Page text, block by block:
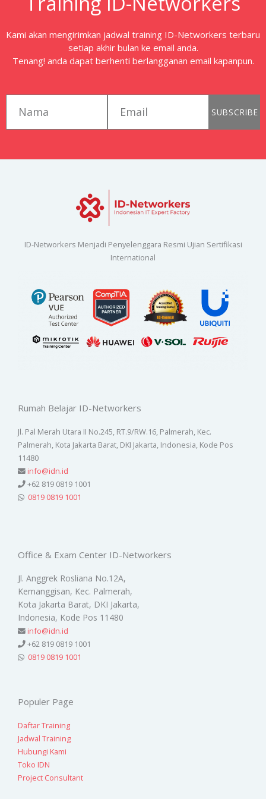
Kami akan mengirimkan jadwal training ID-Networkers terbaru
setiap akhir bulan ke email anda.
Tenang! anda dapat berhenti berlangganan email kapanpun.
SUBSCRIBE
ID-Networkers Menjadi Penyelenggara Resmi Ujian Sertifikasi
International
Rumah Belajar ID-Networkers
Jl. Pal Merah Utara II No.245, RT.9/RW.16, Palmerah, Kec.
Palmerah, Kota Jakarta Barat, DKI Jakarta, Indonesia, Kode Pos
11480
info@idn.id
+62 819 0819 1001
0819 0819 1001
Office & Exam Center ID-Networkers
Jl. Anggrek Rosliana No.12A,
Kemanggisan, Kec. Palmerah,
Kota Jakarta Barat, DKI Jakarta,
Indonesia, Kode Pos 11480
info@idn.id
+62 819 0819 1001
0819 0819 1001
Populer Page
Daftar Training
Jadwal Training
Hubungi Kami
Toko IDN
Project Consultant